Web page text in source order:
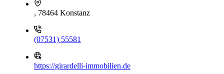
, 78464 Konstanz
(07531) 55581
https://girardelli-immobilien.de